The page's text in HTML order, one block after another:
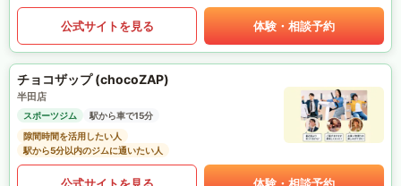
公式サイトを見る 体験・相談予約
チョコザップ (chocoZAP)
半田店
スポーツジム
駅から車で15分
隙間時間を活用したい人
駅から5分以内のジムに通いたい人